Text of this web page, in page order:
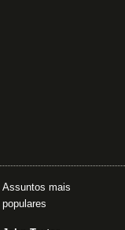
Assuntos mais
populares